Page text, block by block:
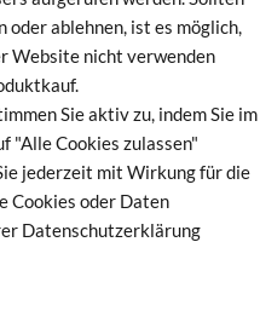
ablehnen, ist es möglich,
Website nicht verwenden
Sie aktiv zu, indem Sie im
"Alle Cookies zulassen"
jederzeit mit Wirkung für die
Cookies oder Daten
Datenschutzerklärung